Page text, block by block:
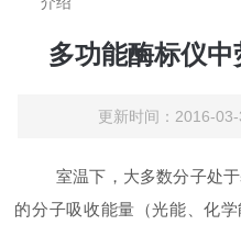
多功能酶标仪
更新时间：2016-
室温下，大多数分子处于
的分子吸收能量（光能、化